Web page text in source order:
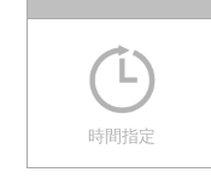
時間指定